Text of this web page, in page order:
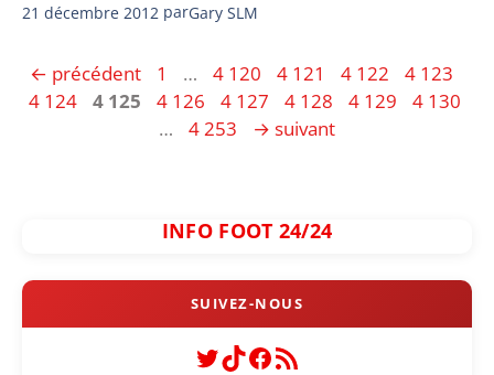
21 décembre 2012 parGary SLM
← précédent Page
1 … Page
4 120 Page
4 121 Page
4 122 Page
4 123
4 124
Page
4 125 Page
4 126 Page
4 127 Page
4 128 Page
4 129 Page
4 130
…
Page
4 253 → suivant
INFO FOOT 24/24
Twitter
TikTok
Facebook
Flux RSS